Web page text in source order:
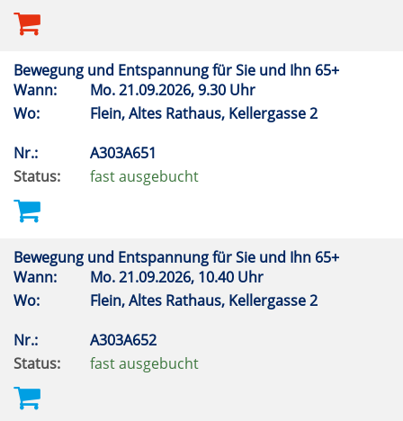
Bewegung und Entspannung für Sie und Ihn 65+
Wann:
Mo.21.09.2026, 9.30 Uhr
Wo:
Flein, Altes Rathaus, Kellergasse 2
Nr.:
A303A651
Status:
fast ausgebucht
Bewegung und Entspannung für Sie und Ihn 65+
Wann:
Mo.21.09.2026, 10.40 Uhr
Wo:
Flein, Altes Rathaus, Kellergasse 2
Nr.:
A303A652
Status:
fast ausgebucht